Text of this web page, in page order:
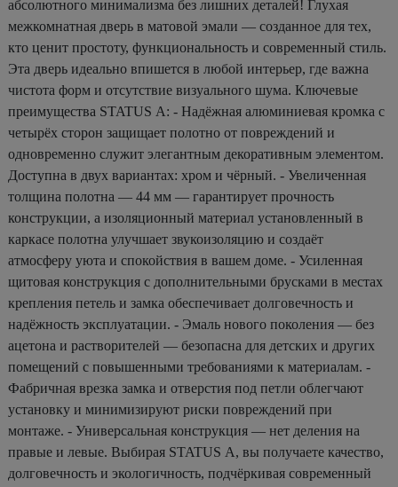
абсолютного минимализма без лишних деталей! Глухая
межкомнатная дверь в матовой эмали — созданное для тех,
кто ценит простоту, функциональность и современный стиль.
Эта дверь идеально впишется в любой интерьер, где важна
чистота форм и отсутствие визуального шума. Ключевые
преимущества STATUS А: - Надёжная алюминиевая кромка с
четырёх сторон защищает полотно от повреждений и
одновременно служит элегантным декоративным элементом.
Доступна в двух вариантах: хром и чёрный. - Увеличенная
толщина полотна — 44 мм — гарантирует прочность
конструкции, а изоляционный материал установленный в
каркасе полотна улучшает звукоизоляцию и создаёт
атмосферу уюта и спокойствия в вашем доме. - Усиленная
щитовая конструкция с дополнительными брусками в местах
крепления петель и замка обеспечивает долговечность и
надёжность эксплуатации. - Эмаль нового поколения — без
ацетона и растворителей — безопасна для детских и других
помещений с повышенными требованиями к материалам. -
Фабричная врезка замка и отверстия под петли облегчают
установку и минимизируют риски повреждений при
монтаже. - Универсальная конструкция — нет деления на
правые и левые. Выбирая STATUS А, вы получаете качество,
долговечность и экологичность, подчёркивая современный